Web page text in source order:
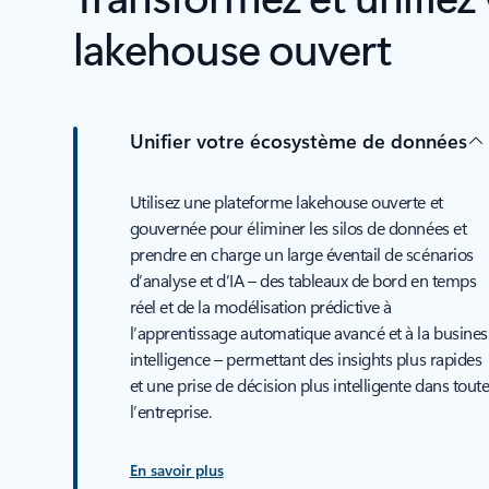
lakehouse ouvert
Unifier votre écosystème de données
Utilisez une plateforme lakehouse ouverte et
gouvernée pour éliminer les silos de données et
prendre en charge un large éventail de scénarios
d’analyse et d’IA – des tableaux de bord en temps
réel et de la modélisation prédictive à
l’apprentissage automatique avancé et à la
intelligence – permettant des insights plus rapides
et une prise de décision plus intelligente dans toute
l’entreprise.
En savoir plus